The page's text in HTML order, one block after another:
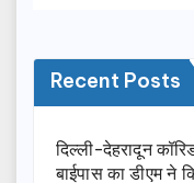
Recent Posts
दिल्ली-देहरादून
बाईपास का डीएम ने